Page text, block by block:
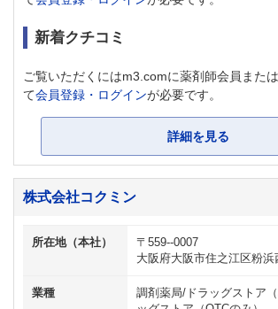
新着クチコミ
ご覧いただくにはm3.comに薬剤師会員また
て会員登録・ログインが必要です。
詳細を見る
株式会社コクミン
所在地（本社）
〒559--0007
大阪府大阪市住之江区粉浜
業種
調剤薬局/ドラッグストア